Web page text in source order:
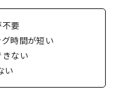
不要
時間が短い
ない
い